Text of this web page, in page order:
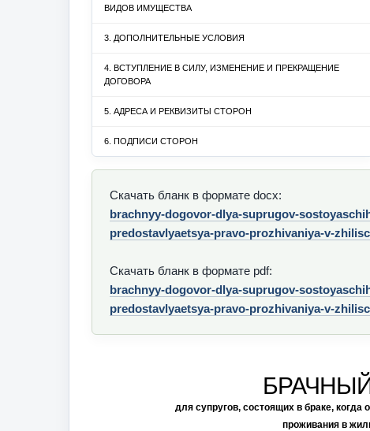
ВИДОВ ИМУЩЕСТВА
3. ДОПОЛНИТЕЛЬНЫЕ УСЛОВИЯ
4. ВСТУПЛЕНИЕ В СИЛУ, ИЗМЕНЕНИЕ И ПРЕКРАЩЕНИЕ
ДОГОВОРА
5. АДРЕСА И РЕКВИЗИТЫ СТОРОН
6. ПОДПИСИ СТОРОН
Скачать бланк в формате docx:
brachnyy-dogovor-dlya-suprugov-
predostavlyaetsya-pravo-prozhivaniya-v-
Скачать бланк в формате pdf:
brachnyy-dogovor-dlya-suprugov-
predostavlyaetsya-pravo-prozhivaniya-v-
для супругов, состоящих в браке, когда
проживания в